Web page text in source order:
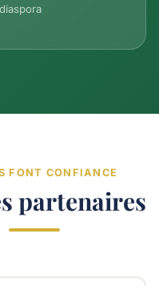
FONT CONFIANCE
partenaires